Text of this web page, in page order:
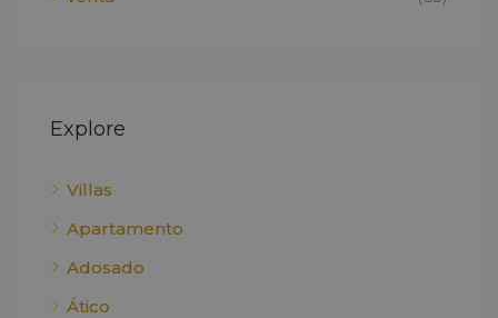
Explore
Villas
Apartamento
Adosado
Ático